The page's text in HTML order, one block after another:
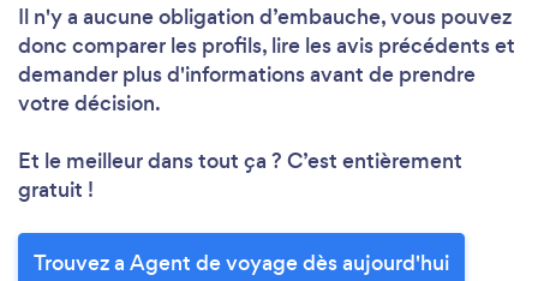
Il n'y a aucune obligation d’embauche, vous pouvez
donc comparer les profils, lire les avis précédents et
demander plus d'informations avant de prendre
votre décision.
Et le meilleur dans tout ça ? C’est entièrement
gratuit !
Trouvez a Agent de voyage dès aujourd'hui